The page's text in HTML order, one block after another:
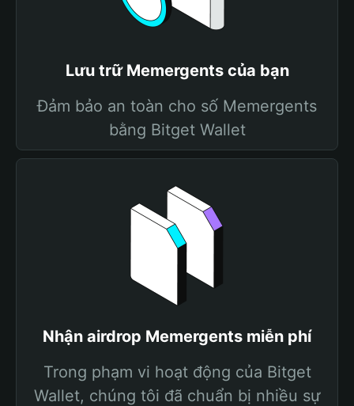
Lưu trữ Memergents của bạn
Đảm bảo an toàn cho số Memergents
bằng Bitget Wallet
Nhận airdrop Memergents miễn phí
Trong phạm vi hoạt động của Bitget
Wallet, chúng tôi đã chuẩn bị nhiều sự